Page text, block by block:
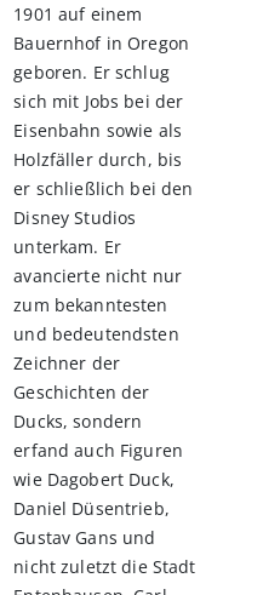
1901 auf einem
Bauernhof in Oregon
geboren. Er schlug
sich mit Jobs bei der
Eisenbahn sowie als
Holzfäller durch, bis
er schließlich bei den
Disney Studios
unterkam. Er
avancierte nicht nur
zum bekanntesten
und bedeutendsten
Zeichner der
Geschichten der
Ducks, sondern
erfand auch Figuren
wie Dagobert Duck,
Daniel Düsentrieb,
Gustav Gans und
nicht zuletzt die Stadt